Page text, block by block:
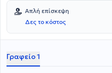
Οδοντιατρικής Σχολής του
Πανεπιστημίου Αθηνών. Είναι
Ομοιοπαθητικής Ιατρικής
για την Ομοιοπαθητική και του
της ποιότητας και των συνθηκών
Απλή επίσκεψη
Δες το κόστος
Γραφείο 1